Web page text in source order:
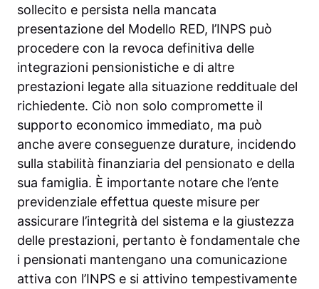
sollecito e persista nella mancata
presentazione del Modello RED, l’INPS può
procedere con la revoca definitiva delle
integrazioni pensionistiche e di altre
prestazioni legate alla situazione reddituale del
richiedente. Ciò non solo compromette il
supporto economico immediato, ma può
anche avere conseguenze durature, incidendo
sulla stabilità finanziaria del pensionato e della
sua famiglia. È importante notare che l’ente
previdenziale effettua queste misure per
assicurare l’integrità del sistema e la giustezza
delle prestazioni, pertanto è fondamentale che
i pensionati mantengano una comunicazione
attiva con l’INPS e si attivino tempestivamente